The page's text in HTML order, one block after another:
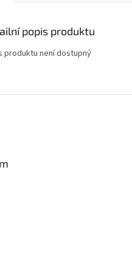
popis produktu
produktu není dostupný